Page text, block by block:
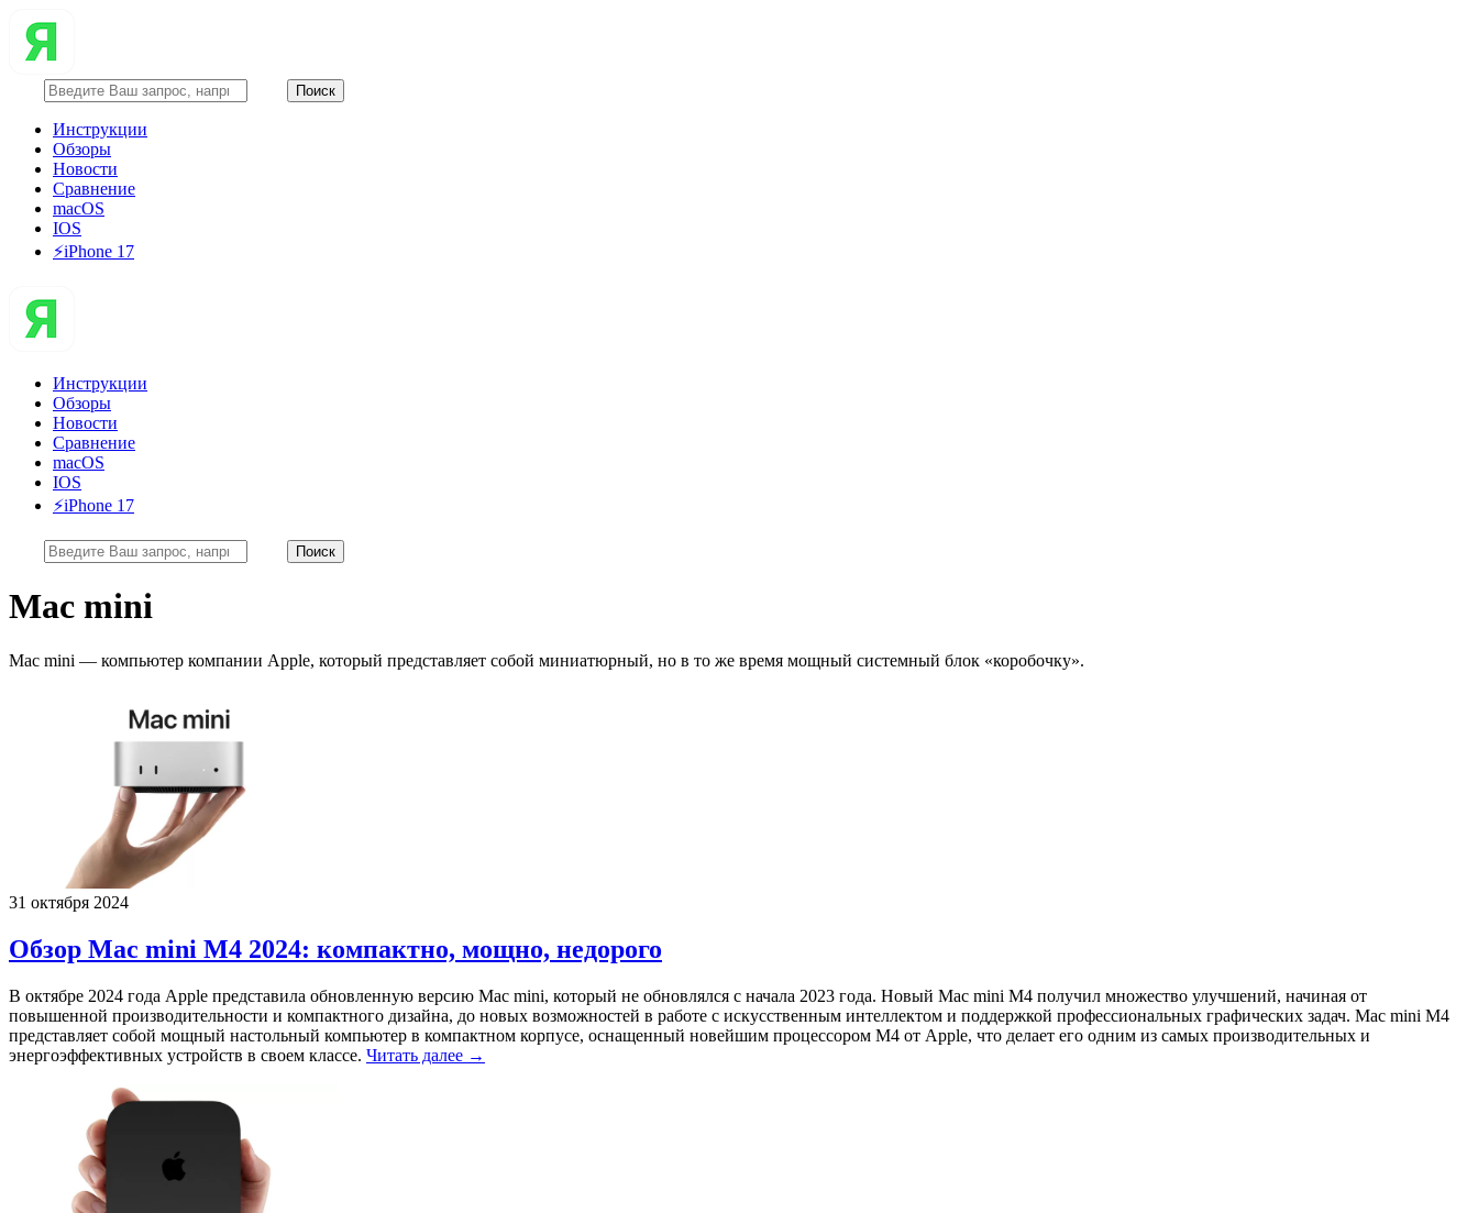
Инструкции
Обзоры
Новости
Сравнение
macOS
IOS
⚡️iPhone 17
Инструкции
Обзоры
Новости
Сравнение
macOS
IOS
⚡️iPhone 17
Mac mini
Mac mini — компьютер компании Apple, который представляет собой миниатюрный, но в то же время мощный системный блок «коробочку».
31 октября 2024
Обзор Mac mini M4 2024: компактно, мощно, недорого
В октябре 2024 года Apple представила обновленную версию Mac mini, который не обновлялся с начала 2023 года. Новый Mac mini M4 получил множество улучшений, начиная от
повышенной производительности и компактного дизайна, до новых возможностей в работе с искусственным интеллектом и поддержкой профессиональных графических задач. Mac mini M4
представляет собой мощный настольный компьютер в компактном корпусе, оснащенный новейшим процессором M4 от Apple, что делает его одним из самых производительных и
энергоэффективных устройств в своем классе. Читать далее →